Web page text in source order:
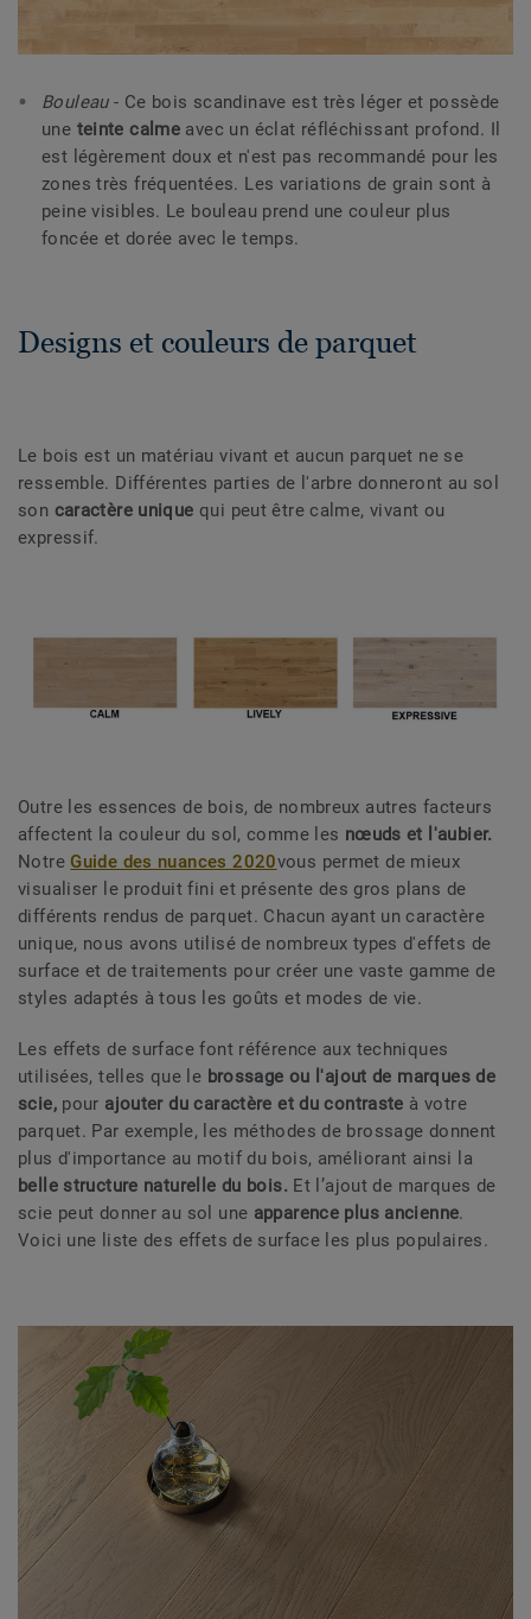
Bouleau- Ce bois scandinave est très léger et possède
une teinte calme avec un éclat réfléchissant profond. Il
est légèrement doux et n'est pas recommandé pour les
zones très fréquentées. Les variations de grain sont à
peine visibles. Le bouleau prend une couleur plus
foncée et dorée avec le temps.
Designs et couleurs de parquet
Le bois est un matériau vivant et aucun parquet ne se
ressemble. Différentes parties de l'arbre donneront au sol
son caractère unique qui peut être calme, vivant ou
expressif.
Outre les essences de bois, de nombreux autres facteurs
affectent la couleur du sol, comme les nœuds et l'aubier.
NotreGuide des nuances 2020vous permet de mieux
visualiser le produit fini et présente des gros plans de
différents rendus de parquet. Chacun ayant un caractère
unique, nous avons utilisé de nombreux types d'effets de
surface et de traitements pour créer une vaste gamme de
styles adaptés à tous les goûts et modes de vie.
Les effets de surface font référence aux techniques
utilisées, telles que le brossage ou l'ajout de marques de
scie,pour ajouter du caractère et du contraste à votre
parquet. Par exemple, les méthodes de brossage donnent
plus d'importance au motif du bois, améliorant ainsi la
belle structure naturelle du bois. Et l’ajout de marques de
scie peut donner au sol une apparence plus ancienne.
Voici une liste des effets de surface les plus populaires.